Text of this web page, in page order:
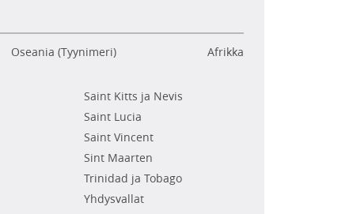
Oseania (Tyynimeri) Afrikka
Saint Kitts ja Nevis
Saint Lucia
Saint Vincent
Sint Maarten
Trinidad ja Tobago
Yhdysvallat